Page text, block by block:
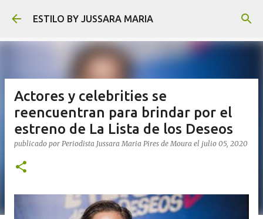
Ir al contenido principal
ESTILO BY JUSSARA MARIA
Actores y celebrities se
reencuentran para brindar por el
estreno de La Lista de los Deseos
publicado por Periodista Jussara Maria Pires de Moura el julio 05, 2020